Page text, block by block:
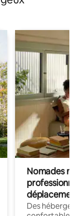
Nomades
déplacement
Des